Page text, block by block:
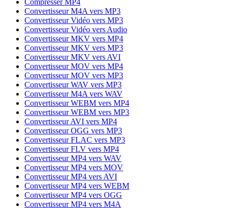
Convertisseur M4A vers MP3
Convertisseur Vidéo vers MP3
Convertisseur Vidéo vers Audio
Convertisseur MKV vers MP4
Convertisseur MKV vers MP3
Convertisseur MKV vers AVI
Convertisseur MOV vers MP4
Convertisseur MOV vers MP3
Convertisseur WAV vers MP3
Convertisseur M4A vers WAV
Convertisseur WEBM vers MP4
Convertisseur WEBM vers MP3
Convertisseur AVI vers MP4
Convertisseur OGG vers MP3
Convertisseur FLAC vers MP3
Convertisseur FLV vers MP4
Convertisseur MP4 vers WAV
Convertisseur MP4 vers MOV
Convertisseur MP4 vers AVI
Convertisseur MP4 vers WEBM
Convertisseur MP4 vers OGG
Convertisseur MP4 vers M4A